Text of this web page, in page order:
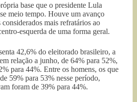
base que o presidente Lula
meio tempo. Houve um avanço
mais refratários ao
esquerda de uma forma geral.
42,6% do eleitorado brasileiro, a
relação a junho, de 64% para 52%,
para 44%. Entre os homens, os que
59% para 53% nesse período,
foram de 39% para 44%.